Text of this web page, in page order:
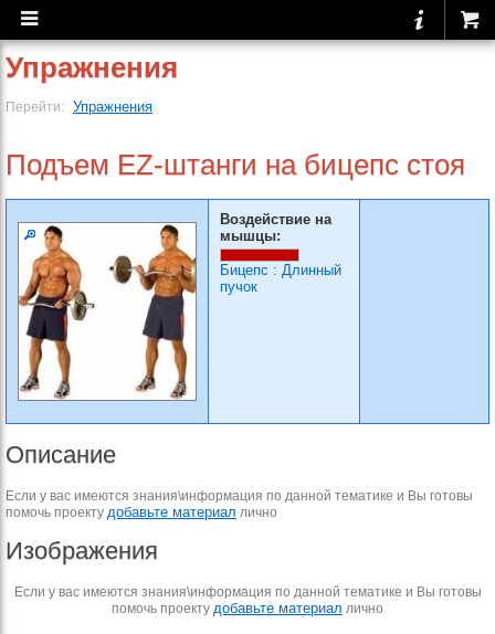
Упражнения
Перейти: Упражнения
Подъем EZ-штанги на бицепс стоя
Воздействие на
мышцы:
Бицепс : Длинный
пучок
Описание
Если у вас имеются знания\информация по данной тематике и Вы готовы
помочь проекту добавьте материал лично
Изображения
Если у вас имеются знания\информация по данной тематике и Вы готовы
помочь проекту добавьте материал лично